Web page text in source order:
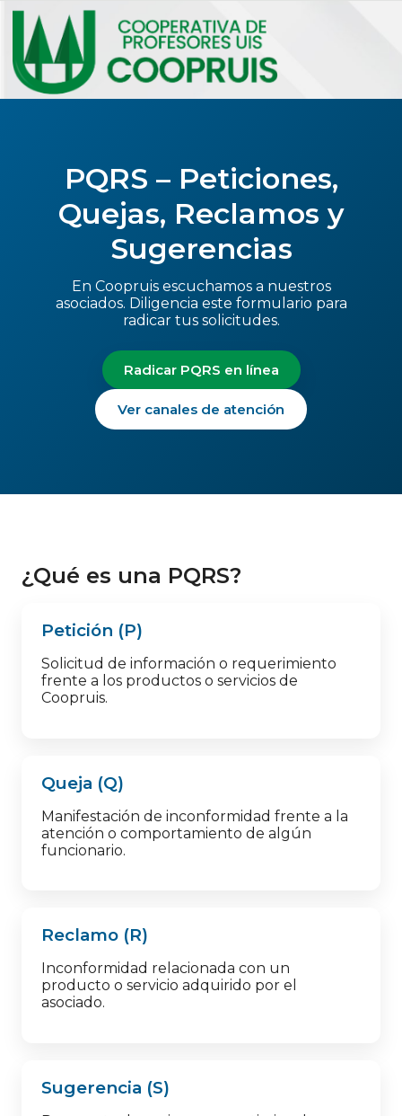
PQRS – Peticiones,
Quejas, Reclamos y
Sugerencias
En Coopruis escuchamos a nuestros
asociados. Diligencia este formulario para
radicar tus solicitudes.
Radicar PQRS en línea
Ver canales de atención
¿Qué es una PQRS?
Petición (P)
Solicitud de información o requerimiento
frente a los productos o servicios de
Coopruis.
Queja (Q)
Manifestación de inconformidad frente a la
atención o comportamiento de algún
funcionario.
Reclamo (R)
Inconformidad relacionada con un
producto o servicio adquirido por el
asociado.
Sugerencia (S)